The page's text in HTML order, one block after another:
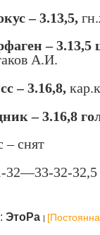
– 3.13,5,
– 3.13,5
А.И.
– 3.16,8,
– 3.16,8
– снят
32—33-32-32,5
ЭтоРа